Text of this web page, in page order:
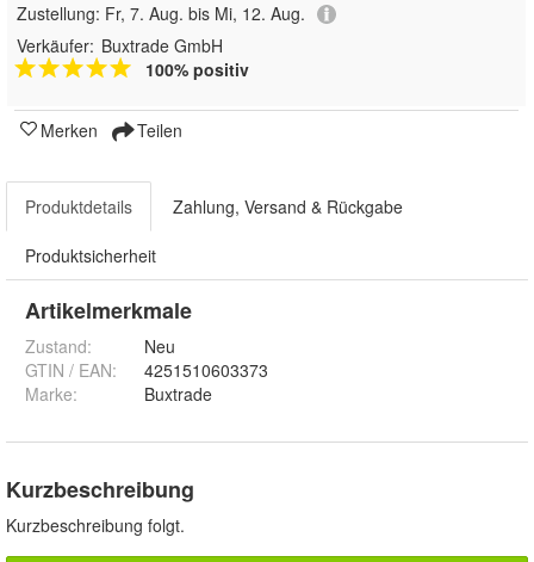
Zustellung: Fr, 7. Aug. bis Mi, 12. Aug.
Verkäufer: Buxtrade GmbH
100% positiv
Merken Teilen
Produktdetails Zahlung, Versand & Rückgabe
Produktsicherheit
Artikelmerkmale
Zustand:
Neu
GTIN / EAN:
4251510603373
Marke:
Buxtrade
Kurzbeschreibung
Kurzbeschreibung folgt.